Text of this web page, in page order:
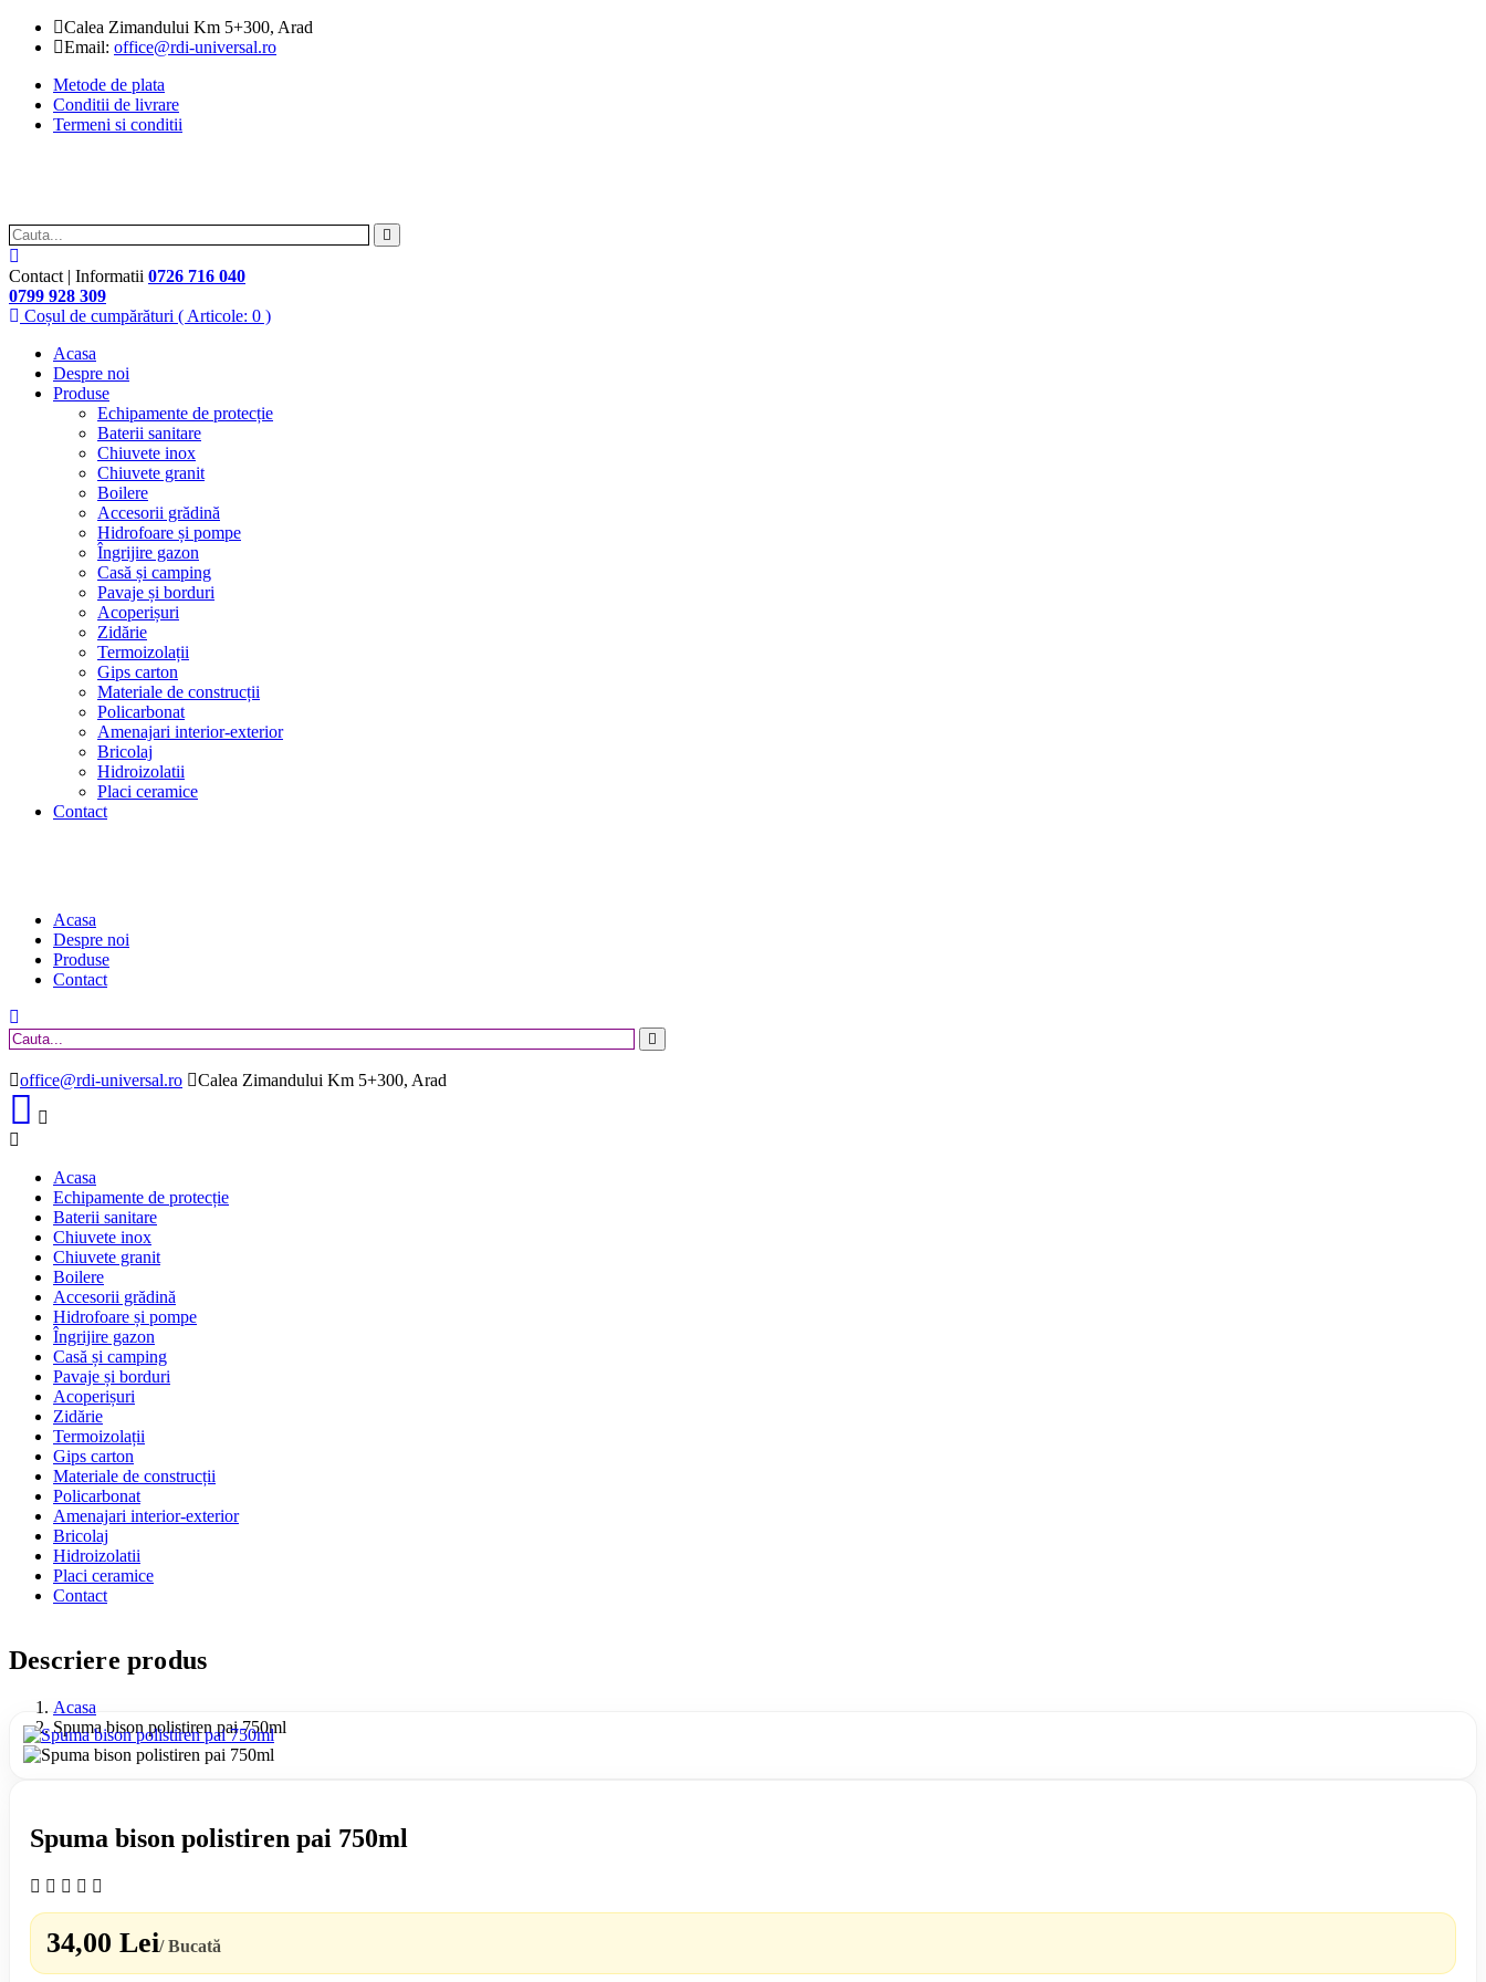
Calea Zimandului Km 5+300, Arad
Email: office@rdi-universal.ro
Metode de plata
Conditii de livrare
Termeni si conditii
Contact | Informatii 0726 716 040
0799 928 309
Coșul de cumpărături ( Articole: 0 )
Acasa
Despre noi
Produse
Echipamente de protecție
Baterii sanitare
Chiuvete inox
Chiuvete granit
Boilere
Accesorii grădină
Hidrofoare și pompe
Îngrijire gazon
Casă și camping
Pavaje și borduri
Acoperișuri
Zidărie
Termoizolații
Gips carton
Materiale de construcții
Policarbonat
Amenajari interior-exterior
Bricolaj
Hidroizolatii
Placi ceramice
Contact
Acasa
Despre noi
Produse
Contact
office@rdi-universal.ro Calea Zimandului Km 5+300, Arad
Acasa
Echipamente de protecție
Baterii sanitare
Chiuvete inox
Chiuvete granit
Boilere
Accesorii grădină
Hidrofoare și pompe
Îngrijire gazon
Casă și camping
Pavaje și borduri
Acoperișuri
Zidărie
Termoizolații
Gips carton
Materiale de construcții
Policarbonat
Amenajari interior-exterior
Bricolaj
Hidroizolatii
Placi ceramice
Contact
Descriere produs
Acasa
Spuma bison polistiren pai 750ml
Spuma bison polistiren pai 750ml
34,00 Lei/ Bucată